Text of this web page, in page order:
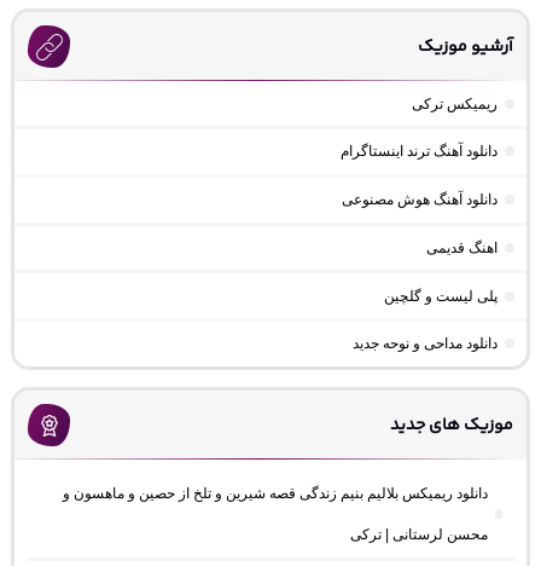
آرشیو موزیک
ریمیکس ترکی
دانلود آهنگ ترند اینستاگرام
دانلود آهنگ هوش مصنوعی
اهنگ قدیمی
پلی لیست و گلچین
دانلود مداحی و نوحه جدید
موزیک های جدید
دانلود ریمیکس بلالیم بنیم زندگی قصه شیرین و تلخ از حصین و ماهسون و
محسن لرستانی | ترکی